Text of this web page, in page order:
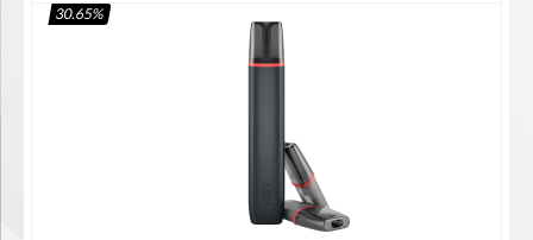
In den Warenkorb
30.65%